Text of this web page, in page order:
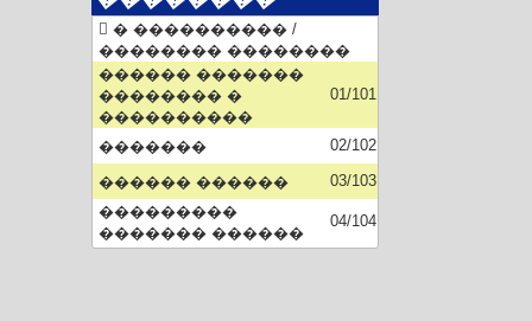
� ���������� /
�������� ��������
������ �������
�������� �
����������
01/101
������� 02/102
������ ������
03/103
���������
������� ������
04/104